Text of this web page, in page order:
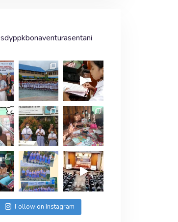
sdyppkbonaventurasentani
Follow on Instagram